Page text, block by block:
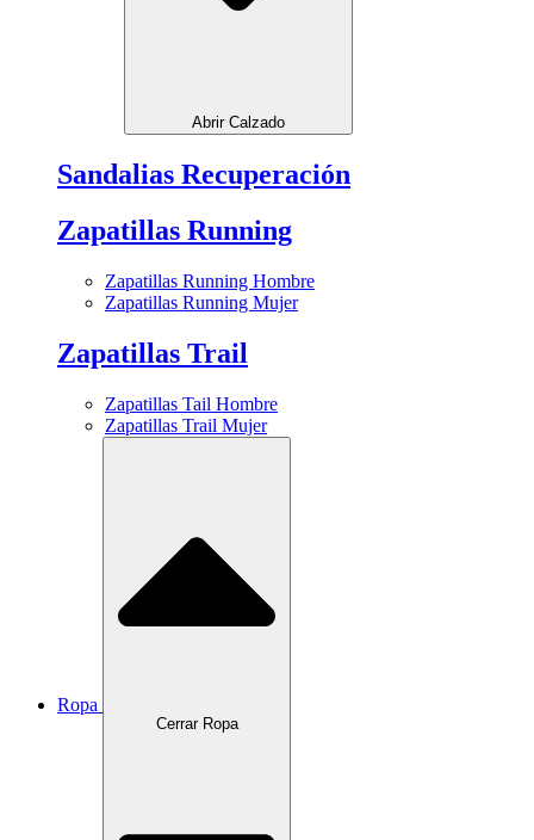
Abrir Calzado
Sandalias Recuperación
Zapatillas Running
Zapatillas Running Hombre
Zapatillas Running Mujer
Zapatillas Trail
Zapatillas Tail Hombre
Zapatillas Trail Mujer
Ropa
Cerrar Ropa